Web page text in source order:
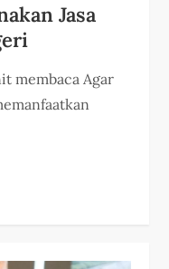
Jasa
membaca Agar